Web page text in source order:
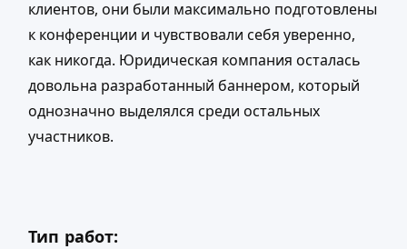
клиентов, они были максимально подготовлены
к конференции и чувствовали себя уверенно,
как никогда. Юридическая компания осталась
довольна разработанный баннером, который
однозначно выделялся среди остальных
участников.
Тип работ: